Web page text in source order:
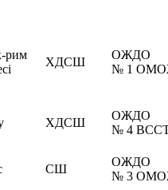
рим
ХДСШ
ОЖДО
№ 1
ХДСШ
ОЖДО
№ 4
СШ
ОЖДО
№ 3